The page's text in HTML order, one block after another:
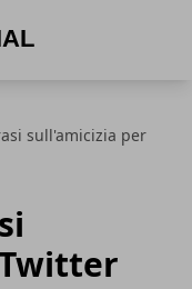
sull'amicizia per